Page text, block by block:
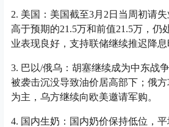
2. 美国：美国截至3月2日当周初请
高于预期的21.5万和前值21.5万，仍
业表现良好，支持联储继续推迟降息
3. 巴以/俄乌：胡塞继续成为中东战
被袭击沉没导致油价居高部下；俄
为主，乌方继续向欧美邀请军购。
4. 国内生奶：国内奶价保持低位，平